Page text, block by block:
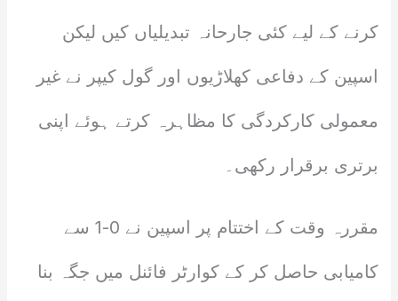
کرنے کے لیے کئی جارحانہ تبدیلیاں کیں لیکن
اسپین کے دفاعی کھلاڑیوں اور گول کیپر نے غیر
معمولی کارکردگی کا مظاہرہ کرتے ہوئے اپنی
برتری برقرار رکھی۔
مقررہ وقت کے اختتام پر اسپین نے 0-1 سے
کامیابی حاصل کر کے کوارٹر فائنل میں جگہ بنا